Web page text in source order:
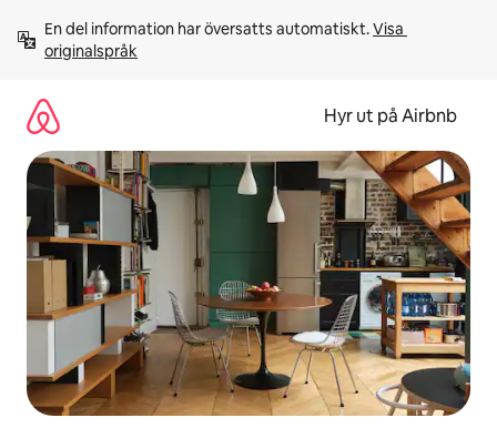
innehåll
En del information har översatts automatiskt. Visa
originalspråk
Hyr ut på Airbnb